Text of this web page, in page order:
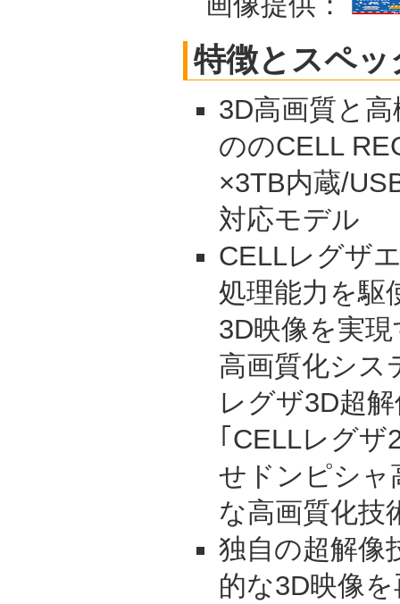
特徴とスペッ
3D高画質と
ののCELL
×3TB内蔵/
対応モデル
CELLレグザ
処理能力を駆
3D映像を実
高画質化シス
レグザ3D超
｢CELLレグザ
せドンピシャ
な高画質化技
独自の超解像
的な3D映像